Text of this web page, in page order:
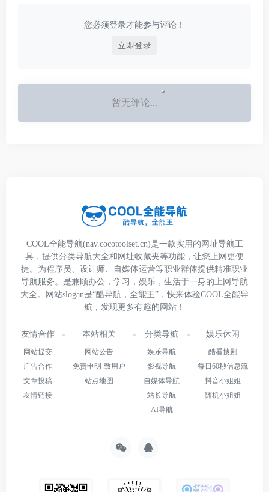
您必须登录才能参与评论！
立即登录
暂无评论...
COOL全能导航(nav.cocotoolset.cn)是一款实用的网址导航工
具，提供分类导航大全和网址收藏夹等功能，让您上网更便
捷。为程序员、设计师、自媒体运营等职业群体提供精准职业
导航服务。是兼顾办公，学习，娱乐，生活于一身的上网导航
大全。网站slogan是“酷导航，全能王”，快来体验COOL全能导
航，发现更多有趣的网站！
友情合作
网站提交
广告合作
文章投稿
友情链接
本站相关
网站公告
免责申明-致用户
站点地图
分类导航
娱乐导航
影视导航
自媒体导航
站长导航
AI导航
娱乐休闲
酷看搜剧
每日60秒信息流
抖音小姐姐
随机小姐姐